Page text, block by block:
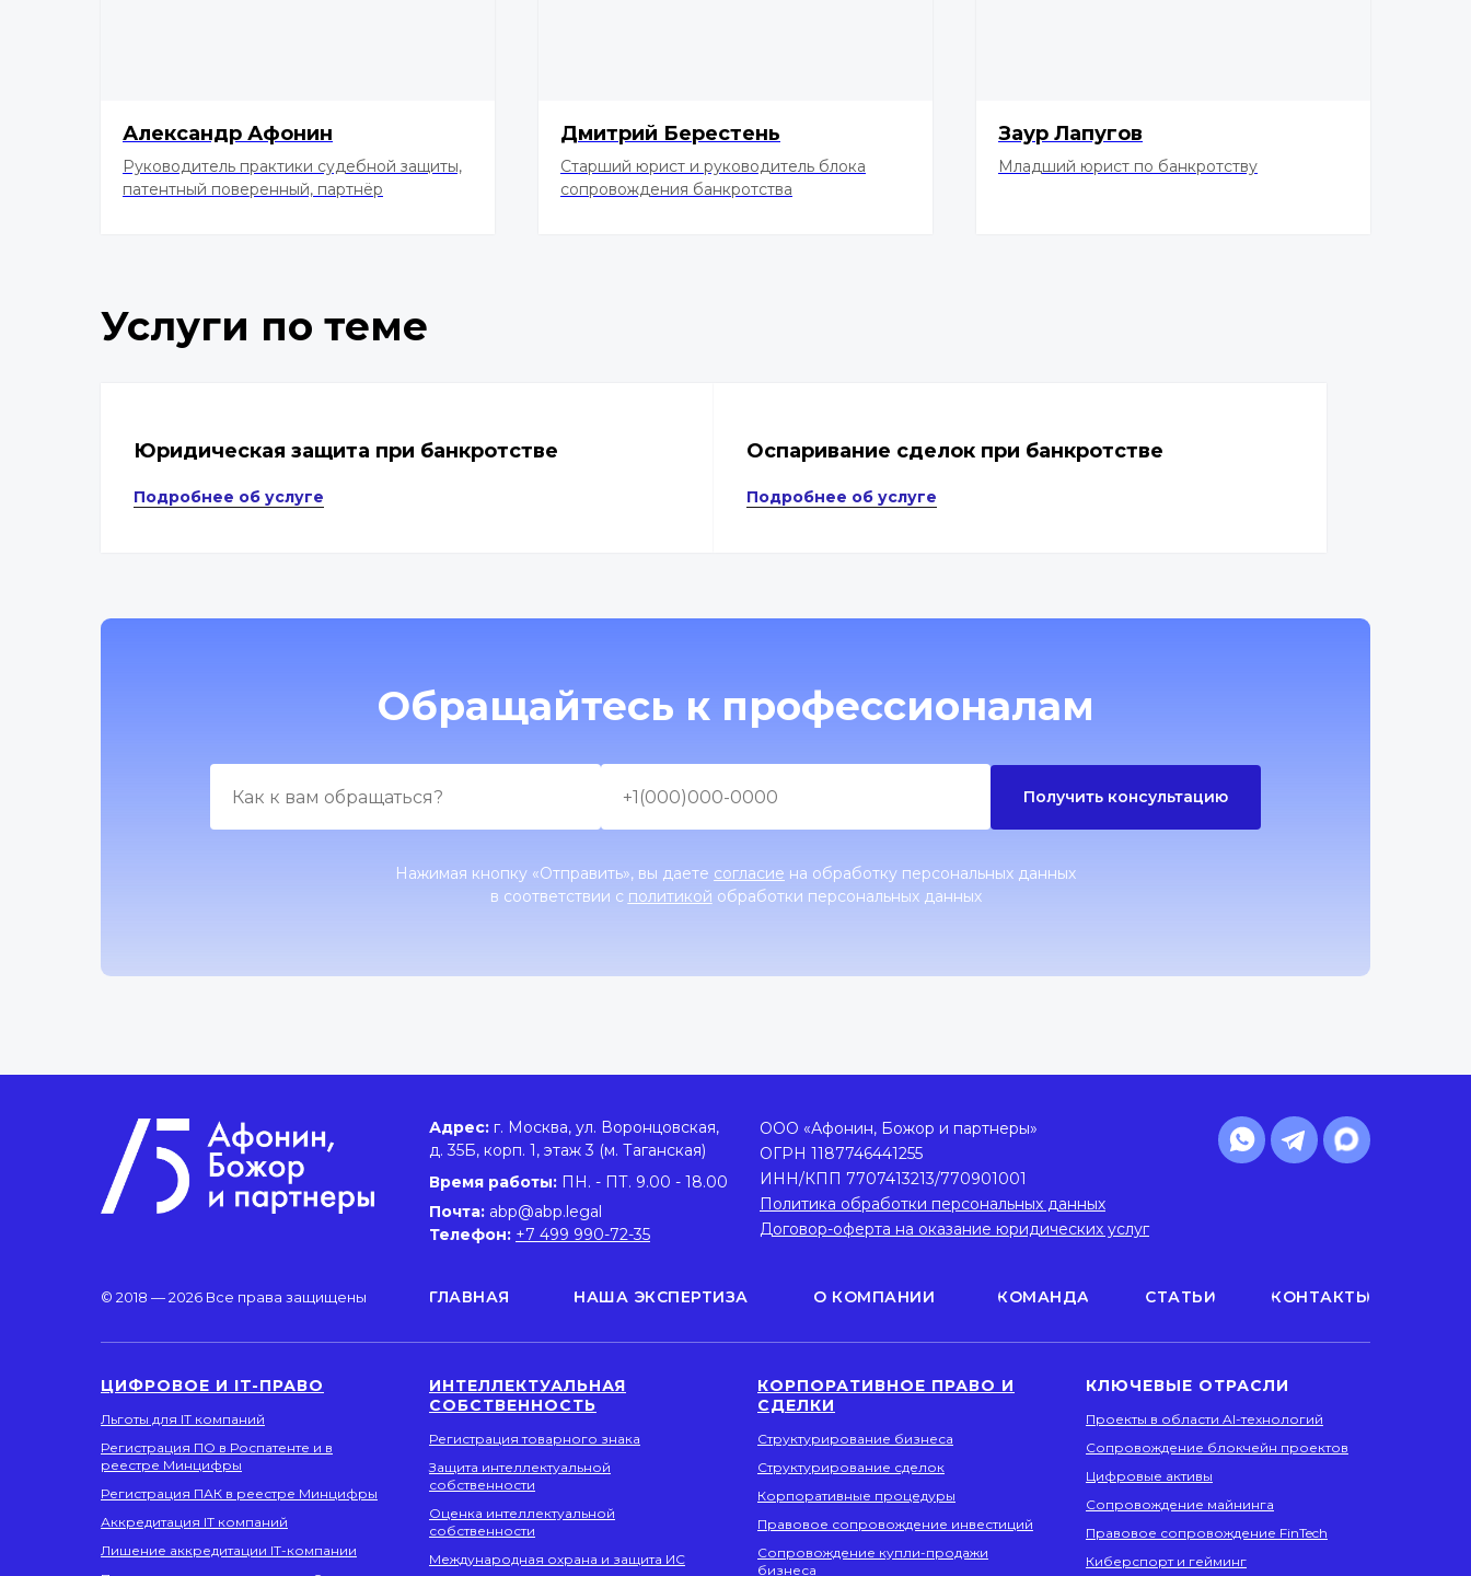
Александр Афонин
Руководитель практики судебной защиты,
патентный поверенный, партнёр
Дмитрий Берестень
Старший юрист и руководитель блока
сопровождения банкротства
Заур Лапугов
Младший юрист по банкротству
Услуги по теме
Юридическая защита при банкротстве
Подробнее об услуге
Оспаривание сделок при банкротстве
Подробнее об услуге
Обращайтесь к профессионалам
Получить консультацию
Нажимая кнопку «Отправить», вы даете согласие на обработку персональных данных
в соответствии с политикой обработки персональных данных
КОМАНДА СТАТЬИ КОНТАКТЫ
НАША ЭКСПЕРТИЗА О КОМПАНИИ
ГЛАВНАЯ
Адрес: г. Москва, ул. Воронцовская,
д. 35Б, корп. 1, этаж 3 (м. Таганская)
© 2018 — 2026 Все права защищены
Время работы: ПН. - ПТ. 9.00 - 18.00
Почта: abp@abp.legal
Телефон: +7 499 990-72-35
ООО «Афонин, Божор и партнеры»
ОГРН 1187746441255
ИНН/КПП 7707413213/770901001
Политика обработки персональных данных
Договор-оферта на оказание юридических услуг
ЦИФРОВОЕ И IT-ПРАВО
Льготы для IT компаний
Регистрация ПО в Роспатенте и в
реестре Минцифры
Регистрация ПАК в реестре Минцифры
Аккредитация IT компаний
Лишение аккредитации IT-компании
ИНТЕЛЛЕКТУАЛЬНАЯ
СОБСТВЕННОСТЬ
Регистрация товарного знака
Защита интеллектуальной
собственности
Оценка интеллектуальной
собственности
Международная охрана и защита ИС
КОРПОРАТИВНОЕ ПРАВО И
СДЕЛКИ
Структурирование бизнеса
Структурирование сделок
Корпоративные процедуры
Правовое сопровождение инвестиций
Сопровождение купли-продажи
бизнеса
КЛЮЧЕВЫЕ ОТРАСЛИ
Проекты в области AI-технологий
Сопровождение блокчейн проектов
Цифровые активы
Сопровождение майнинга
Правовое сопровождение FinTech
Киберспорт и гейминг